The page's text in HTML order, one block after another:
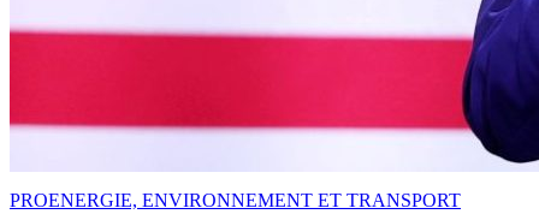
PROENERGIE, ENVIRONNEMENT ET TRANSPORT